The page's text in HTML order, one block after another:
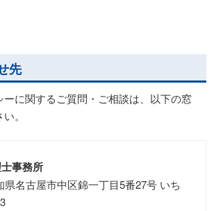
先
に関するご質問・ご相談は、以下の窓
。
事務所
県名古屋市中区錦一丁目5番27号 いち